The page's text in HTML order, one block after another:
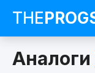
THE
Аналоги